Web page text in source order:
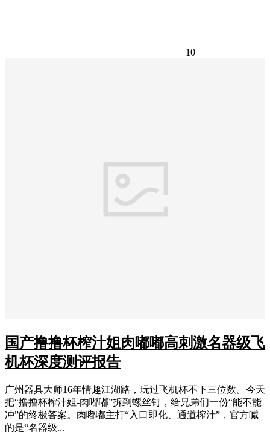
10
国产撸撸杯榨汁姐肉嘟嘟高刺激名器级飞
机杯深度测评报告
广州器具大师16年情趣江湖路，玩过飞机杯不下三位数。今天
把“撸撸杯榨汁姐-肉嘟嘟”拆到螺丝钉，给兄弟们一份“能不能
冲”的终极答案。肉嘟嘟主打“入口即化、通道榨汁”，官方喊
的是“名器级...